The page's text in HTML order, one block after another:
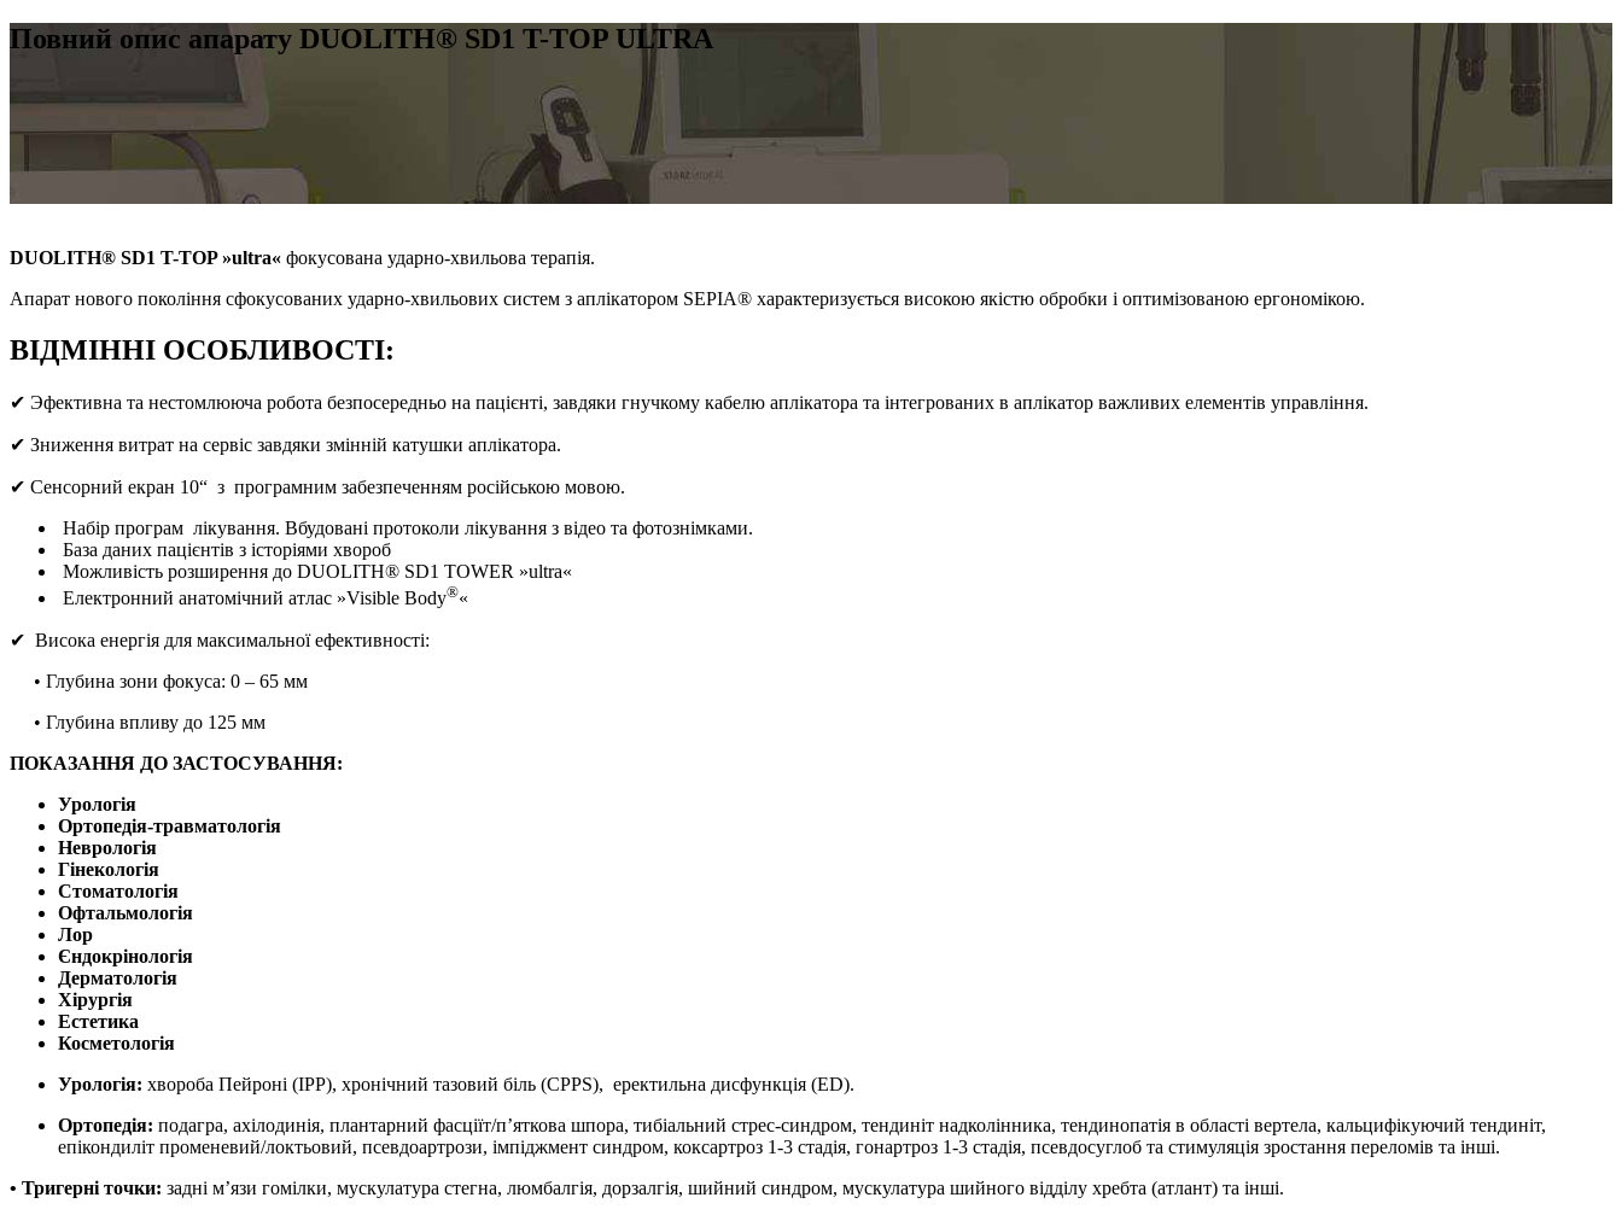
Повний опис апарату DUOLITH® SD1 T-TOP ULTRA
DUOLITH® SD1 T-TOP »ultra« фокусована ударно-хвильова терапія.
Апарат нового покоління сфокусованих ударно-хвильових систем з аплікатором SEPIA® характеризується високою якістю обробки і оптимізованою ергономікою.
ВІДМІННІ ОСОБЛИВОСТІ:
✔ Эфективна та нестомлююча робота безпосередньо на пацієнті, завдяки гнучкому кабелю аплікатора та інтегрованих в аплікатор важливих елементів управління.
✔ Зниження витрат на сервіс завдяки змінній катушки аплікатора.
✔ Сенсорний екран 10“ з програмним забезпеченням російською мовою.
Набір програм лікування. Вбудовані протоколи лікування з відео та фотознімками.
База даних пацієнтів з історіями хвороб
Можливість розширення до DUOLITH® SD1 TOWER »ultra«
Електронний анатомічний атлас »Visible Body®«
✔ Висока енергія для максимальної ефективності:
• Глубина зони фокуса: 0 – 65 мм
• Глубина впливу до 125 мм
ПОКАЗАННЯ ДО ЗАСТОСУВАННЯ:
Урологія
Ортопедія-травматологія
Неврологія
Гінекологія
Стоматологія
Офтальмологія
Лор
Єндокрінологія
Дерматологія
Хірургія
Естетика
Косметологія
Урологія: хвороба Пейроні (IPP), хронічний тазовий біль (CPPS), еректильна дисфункція (ED).
Ортопедія: подагра, ахілодинія, плантарний фасціїт/п’яткова шпора, тибіальний стрес-синдром, тендиніт надколінника, тендинопатія в області вертела, кальцифікуючий тендиніт,
епікондиліт променевий/локтьовий, псевдоартрози, імпіджмент синдром, коксартроз 1-3 стадія, гонартроз 1-3 стадія, псевдосуглоб та стимуляція зростання переломів та інші.
• Тригерні точки: задні м’язи гомілки, мускулатура стегна, люмбалгія, дорзалгія, шийний синдром, мускулатура шийного відділу хребта (атлант) та інші.